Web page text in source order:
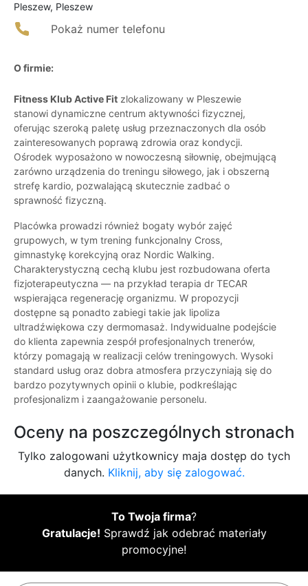
Pleszew, Pleszew
Pokaż numer telefonu
O firmie:
Fitness Klub Active Fit zlokalizowany w Pleszewie
stanowi dynamiczne centrum aktywności fizycznej,
oferując szeroką paletę usług przeznaczonych dla osób
zainteresowanych poprawą zdrowia oraz kondycji.
Ośrodek wyposażono w nowoczesną siłownię, obejmującą
zarówno urządzenia do treningu siłowego, jak i obszerną
strefę kardio, pozwalającą skutecznie zadbać o
sprawność fizyczną.
Placówka prowadzi również bogaty wybór zajęć
grupowych, w tym trening funkcjonalny Cross,
gimnastykę korekcyjną oraz Nordic Walking.
Charakterystyczną cechą klubu jest rozbudowana oferta
fizjoterapeutyczna — na przykład terapia dr TECAR
wspierająca regenerację organizmu. W propozycji
dostępne są ponadto zabiegi takie jak lipoliza
ultradźwiękowa czy dermomasaż. Indywidualne podejście
do klienta zapewnia zespół profesjonalnych trenerów,
którzy pomagają w realizacji celów treningowych. Wysoki
standard usług oraz dobra atmosfera przyczyniają się do
bardzo pozytywnych opinii o klubie, podkreślając
profesjonalizm i zaangażowanie personelu.
Oceny na poszczególnych stronach
Tylko zalogowani użytkownicy maja dostęp do tych
danych. Kliknij, aby się zalogować.
To Twoja firma?
Gratulacje! Sprawdź jak odebrać materiały
promocyjne!